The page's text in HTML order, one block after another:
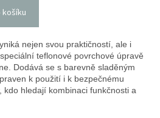
košíku
nejen svou praktičností, ale i
teflonové povrchové úpravě
Dodává se s barevně sladěným
k použití i k bezpečnému
kdo hledají kombinaci funkčnosti a